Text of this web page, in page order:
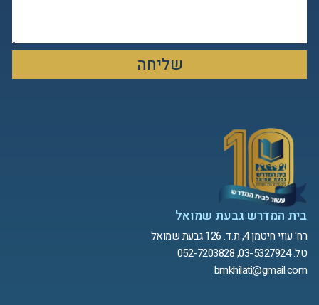
שליחה
בית המדרש גבעת שמואל
רח' עוזי חיטמן 4, ת.ד. 126 גבעת שמואל
טל. 03-5327924, 052-7203828
bmkhilati@gmail.com